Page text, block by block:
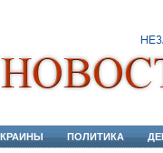
ПОЛИТИКА